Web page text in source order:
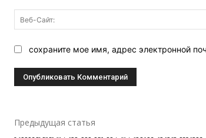
сохраните мое имя, адрес электронной
Предыдущая статья